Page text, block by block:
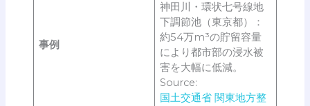
事例
神田川・環状七号線地
下調節池（東京都）：
約54万m³の貯留容量
により都市部の浸水被
害を大幅に低減。
Source:
国土交通省 関東地方整